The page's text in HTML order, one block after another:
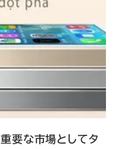
要な市場としてタ